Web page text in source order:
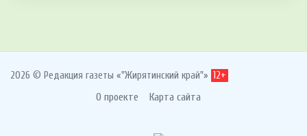
2026 © Редакция газеты «"Жирятинский край"» 12+
О проекте Карта сайта